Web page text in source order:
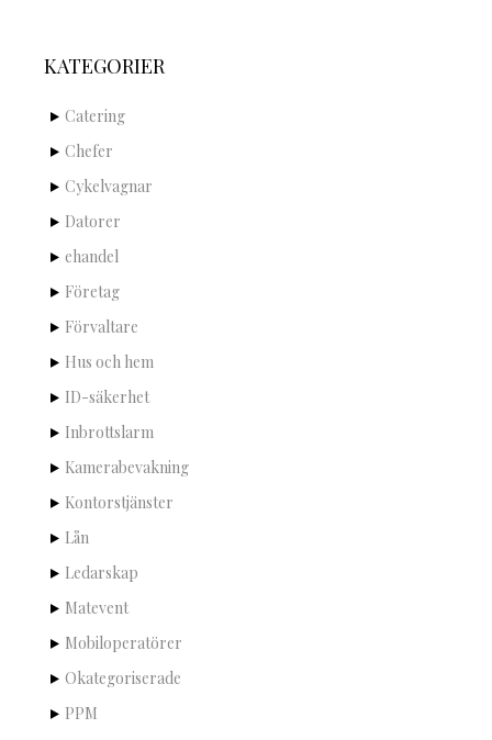
KATEGORIER
Catering
Chefer
Cykelvagnar
Datorer
ehandel
Företag
Förvaltare
Hus och hem
ID-säkerhet
Inbrottslarm
Kamerabevakning
Kontorstjänster
Lån
Ledarskap
Matevent
Mobiloperatörer
Okategoriserade
PPM